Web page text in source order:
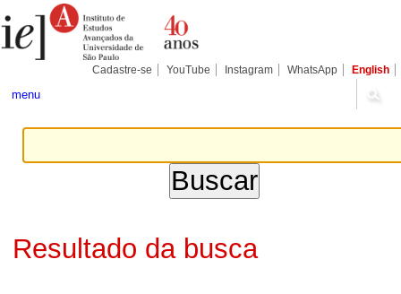
para
conteúdo.
Pessoais
Cadastre-se YouTube Instagram WhatsApp English
menu
Resultado da busca